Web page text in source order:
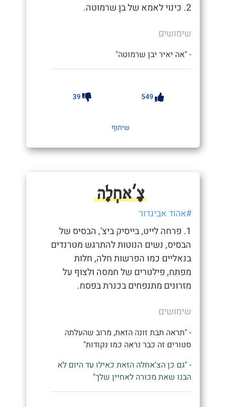
2. כינוי לאמא של בן שרמוטה.
שימושים
- "אה יאיר יבן שרמוטה"
549
39
שיתוף
צָ'אחְלָה
#אהוד אביגדור
1. פרחה לייט, בייסיק ביצ', הבסיס של
הבסיס, נשים הנוטות להתרגש מטרנדים
בנאליים כמו הפרשות חלה, חלות
מפתח, פילטרים של חמסה ולצוף על
מזרונים מתנפחים בכנרת בפסח.
שימושים
- "תראה תבת זונה הזאת, מרוב שהעלתה
סטורים זה כבר נראה כמו נקודות"
- "גם כן הצ'אחלה הזאת כאילו עד היום לא
הבנו שאת מכורה לאחיין שלך"